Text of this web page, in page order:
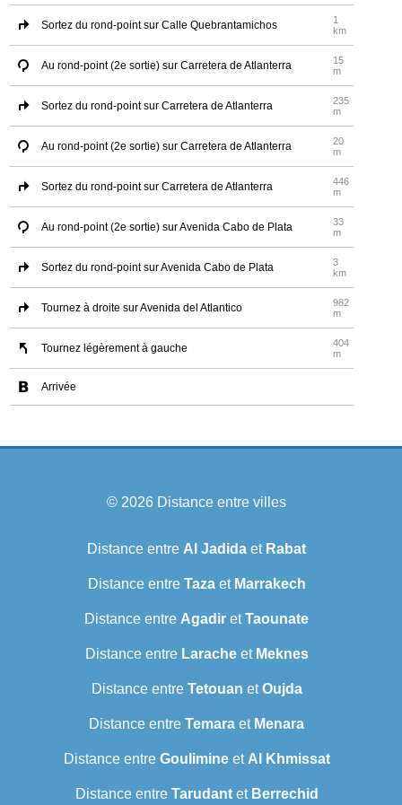
Sortez du rond-point sur Calle Quebrantamichos
1
km
Au rond-point (2e sortie) sur Carretera de Atlanterra
15
m
Sortez du rond-point sur Carretera de Atlanterra
235
m
Au rond-point (2e sortie) sur Carretera de Atlanterra
20
m
Sortez du rond-point sur Carretera de Atlanterra
446
m
Au rond-point (2e sortie) sur Avenida Cabo de Plata
33
m
Sortez du rond-point sur Avenida Cabo de Plata
3
km
Tournez à droite sur Avenida del Atlantico
982
m
Tournez légèrement à gauche
404
m
Arrivée
© 2026 Distance entre villes
Distance entre Al Jadida et Rabat
Distance entre Tazaet Marrakech
Distance entre Agadir etTaounate
Distance entre Laracheet Meknes
Distance entre Tetouan etOujda
Distance entre Temara et Menara
Distance entre Goulimineet Al Khmissat
Distance entre Tarudantet Berrechid